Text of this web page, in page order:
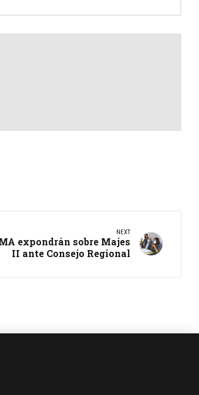
NEXT
expondrán sobre Majes
II ante Consejo Regional